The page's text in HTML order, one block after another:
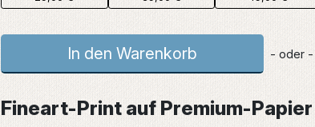
In den Warenkorb - oder -
Fineart-Print auf Premium-Papier